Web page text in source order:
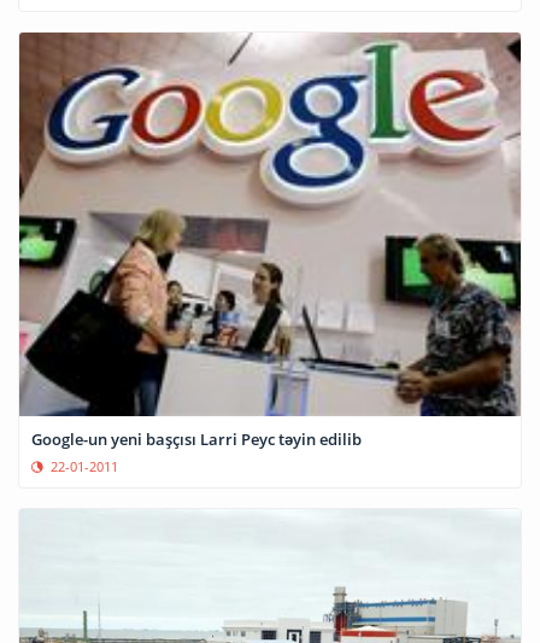
Google-un yeni başçısı Larri Peyc təyin edilib
22-01-2011